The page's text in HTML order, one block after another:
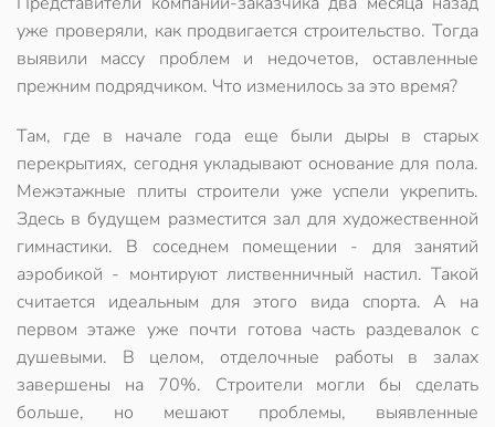
уже проверяли, как продвигается строительство. Тогда
выявили массу проблем и недочетов, оставленные
прежним подрядчиком. Что изменилось за это время?
Там, где в начале года еще были дыры в старых
перекрытиях, сегодня укладывают основание для пола.
Межэтажные плиты строители уже успели укрепить.
Здесь в будущем разместится зал для художественной
гимнастики. В соседнем помещении - для занятий
аэробикой - монтируют лиственничный настил. Такой
считается идеальным для этого вида спорта. А на
первом этаже уже почти готова часть раздевалок с
душевыми. В целом, отделочные работы в залах
завершены на 70%. Строители могли бы сделать
больше, но мешают проблемы, выявленные